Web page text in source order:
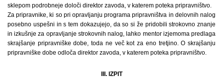
sklepom podrobneje določi direktor zavoda, v katerem poteka pripravništvo.
Za pripravnike, ki so pri opravljanju programa pripravništva in delovnih nalog
posebno uspešni in s tem dokazujejo, da so si že pridobili strokovno znanje
in izkušnje za opravljanje strokovnih nalog, lahko mentor izjemoma predlaga
skrajšanje pripravniške dobe, toda ne več kot za eno tretjino. O skrajšanju
pripravniške dobe odloča direktor zavoda, v katerem poteka pripravništvo.
III. IZPIT